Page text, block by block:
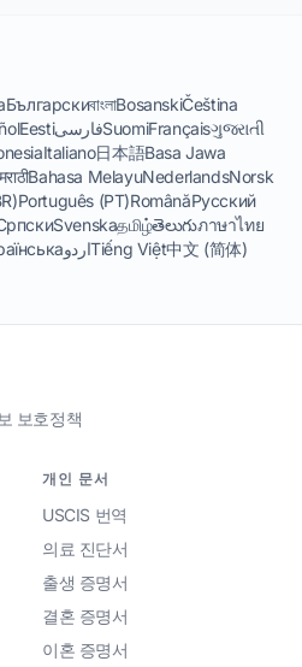
БългарскиবাংলাBosanskiČeština
EestiفارسیSuomiFrançaisગુજરાતી
Italiano日本語Basa Jawa
मराठीBahasa MelayuNederlandsNorsk
Português (PT)RomânăРусский
Svenskaதமிழ்తెలుగుภาษาไทย
اردوTiếng Việt中文 (简体)
보호정책
개인 문서
USCIS 번역
의료 진단서
출생 증명서
결혼 증명서
이혼 증명서